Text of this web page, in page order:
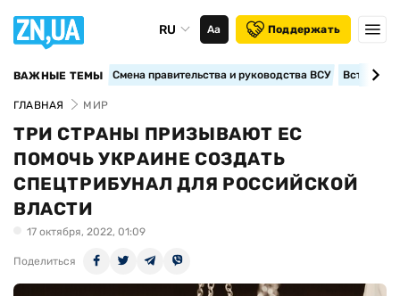
RU Аа Поддержать
ВАЖНЫЕ ТЕМЫ Смена правительства и руководства ВСУ
ГЛАВНАЯ МИР
ТРИ СТРАНЫ ПРИЗЫВАЮТ ЕС
ПОМОЧЬ УКРАИНЕ СОЗДАТЬ
СПЕЦТРИБУНАЛ ДЛЯ РОССИЙСКОЙ
ВЛАСТИ
17 октября, 2022, 01:09
Поделиться